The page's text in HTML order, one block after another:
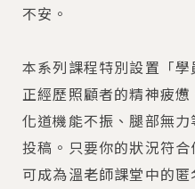
不安。
本系列課程特別設置「
正經歷照顧者的精神疲
化道機能不振、腿部無
投稿。只要你的狀況符
可成為溫老師課堂中的